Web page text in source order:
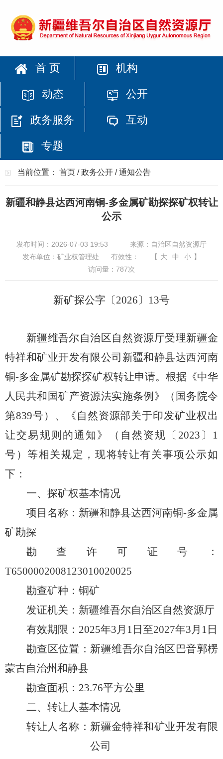
首 页 机构
动态 公开
政务服务 互动
专题
当前位置： 首页 /政务公开 /通知公告
新疆和静县达西河南铜-多金属矿勘探探矿权转让
公示
发布时间：2026-07-03 19:53
来源：自治区自然资源厅
发布单位：矿业权管理处
有效性： 【 大 中 小 】
访问量： 787次
新矿探公字〔2026〕 13号
新疆维吾尔自治区自然资源厅受理新疆金
特祥和矿业开发有限公司新疆和静县达西河南
铜-多金属矿勘探探矿权转让申请。根据《中华
人民共和国矿产资源法实施条例 》（国务院令
第839号）、《自然资源部关于印发矿业权出
让交易规则的通知》
（自然资规〔 2023〕1
号）等相关规定，现将转让有关事项公示如
下：
一、探矿权基本情况
项目名称：新疆和静县达西河南铜-多金属
矿勘探
勘查许可证号：
T6500002008123010020025
勘查矿种： 铜矿
发证机关：新疆维吾尔自治区自然资源厅
有效期限： 2025年3月 1 日至2027年3月 1 日
勘查区位置：新疆维吾尔自治区巴音郭楞
蒙古自治州和静县
勘查面积 ： 23.76平方公里
二、转让人基本情况
转让人名称：新疆金特祥和矿业开发有限
公司